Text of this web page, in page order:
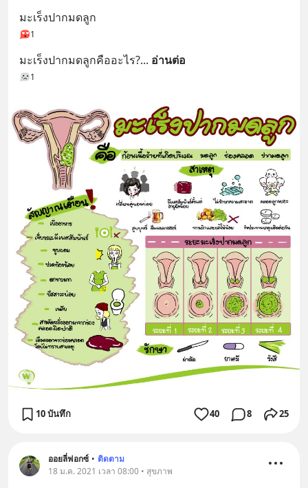
มะเร็งปากมดลูก
1
มะเร็งปากมดลูกคืออะไร?... อ่านต่อ
1
10 บันทึก 40 8 25
ออยลี่ฟอกซ์ • ติดตาม
18 ม.ค. 2021 เวลา 08:00 • สุขภาพ